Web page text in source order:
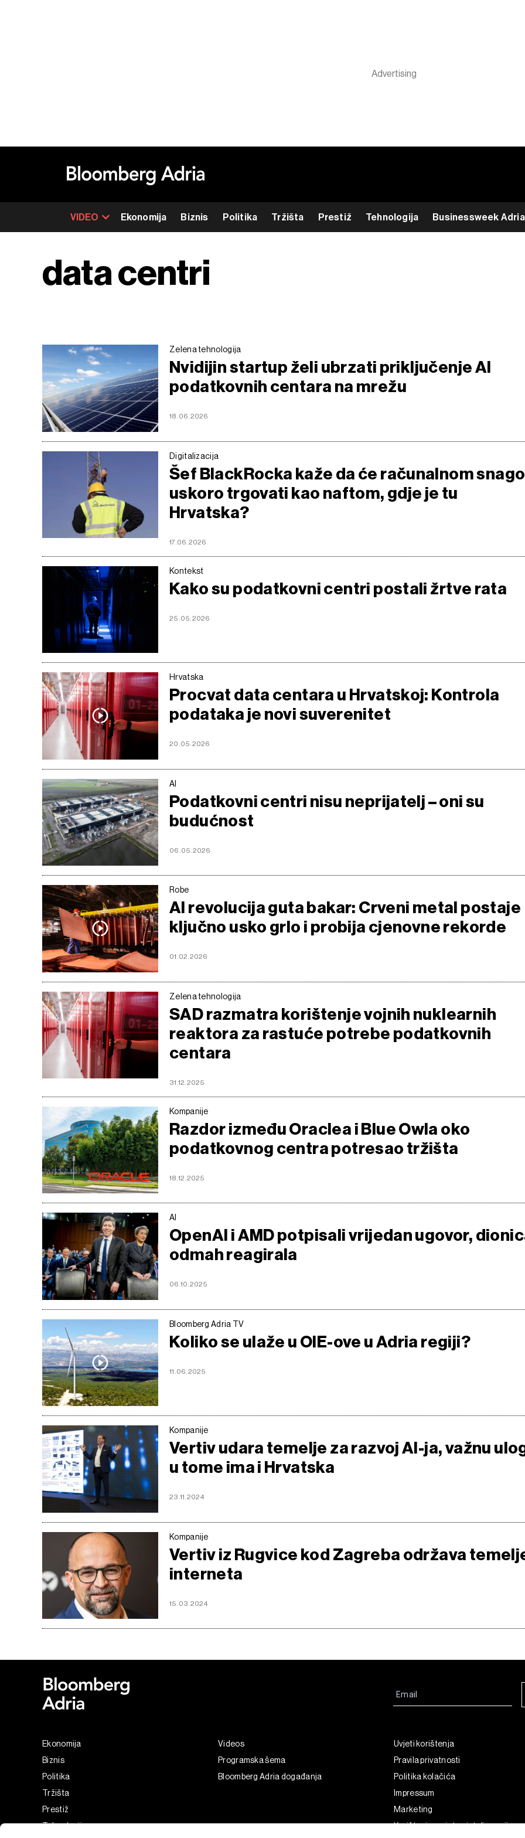
VIDEO Ekonomija Biznis Politika Tržišta Prestiž Tehnologija Businessweek Adria
data centri
Zelena tehnologija
Nvidijin startup želi ubrzati priključenje AI
podatkovnih centara na mrežu
18.06.2026
Digitalizacija
Šef BlackRocka kaže da će računalnom
uskoro trgovati kao naftom, gdje je tu
Hrvatska?
17.06.2026
Kontekst
Kako su podatkovni centri postali žrtve rata
25.05.2026
Hrvatska
Procvat data centara u Hrvatskoj: Kontrola
podataka je novi suverenitet
20.05.2026
AI
Podatkovni centri nisu neprijatelj – oni su
budućnost
06.05.2026
Robe
AI revolucija guta bakar: Crveni metal postaje
ključno usko grlo i probija cjenovne rekorde
01.02.2026
Zelena tehnologija
SAD razmatra korištenje vojnih nuklearnih
reaktora za rastuće potrebe podatkovnih
centara
31.12.2025
Kompanije
Razdor između Oraclea i Blue Owla oko
podatkovnog centra potresao tržišta
18.12.2025
AI
OpenAI i AMD potpisali vrijedan ugovor,
odmah reagirala
06.10.2025
Bloomberg Adria TV
Koliko se ulaže u OIE-ove u Adria regiji?
11.06.2025
Kompanije
Vertiv udara temelje za razvoj AI-ja, važnu
u tome ima i Hrvatska
23.11.2024
Kompanije
Vertiv iz Rugvice kod Zagreba održava
interneta
15.03.2024
Ekonomija
Biznis
Politika
Tržišta
Prestiž
Tehnologija
Videos
Programska šema
Bloomberg Adria događanja
Uvjeti korištenja
Pravila privatnosti
Politika kolačića
Impressum
Marketing
Korištenje umjetne inteligencije